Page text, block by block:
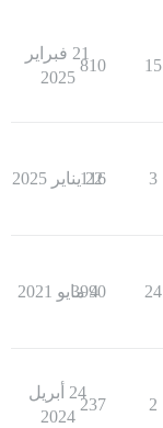
15
810
21 فبراير
2025
3
116
22 يناير 2025
24
3990
4 مايو 2021
2
237
24 أبريل
2024